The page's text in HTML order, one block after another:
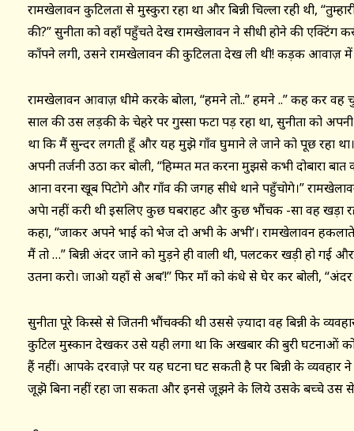
रामखेलावन कुटिलता से मुस्कुरा रहा था और बिन्नी चिल्ला रही थी,
की?” सुनीता को वहाँ पहुँचते देख रामखेलावन ने सीधी होने की एक्टिंग
काँपने लगी, उसने रामखेलावन की कुटिलता देख ली थी! कड़क आवाज़ में
रामखेलावन आवाज़ धीमे करके बोला, “हमने तो..” हमने ..” कह कर वह चुप
साल की उस लड़की के चेहरे पर गुस्सा फटा पड़ रहा था, सुनीता को
था कि मैं सुन्दर लगती हूँ और यह मुझॆ गाँव घुमाने ले जाने को पूछ रहा
अपनी तर्जनी उठा कर बोली, “हिम्मत मत करना मुझसे कभी दोबारा
आना वरना खूब पिटोगे और गाँव की जगह सीधे थाने पहुँचोगे।”
अपेक्षा नहीं करी थी इसलिए कुछ घबराहट और कुछ भौंचक -सा वह खड़ा
कहा, “जाकर अपने भाई को भेज दो अभी के अभी’। रामखेलावन
मैं तो …” बिन्नी अंदर जाने को मुड़ने ही वाली थी, पलटकर खड़ी हो गई
उतना करो। जाओ यहाँ से अब’!’’ फिर माँ को कंधे से घेर कर बोली, “अंदर
सुनीता पूरे किस्से से जितनी भौंचक्की थी उससे ज़्यादा वह बिन्नी के
कुटिल मुस्कान देखकर उसे यही लगा था कि अखबार की बुरी घटनाओं
हैं नहीं। आपके दरवाज़े पर यह घटना घट सकती है पर बिन्नी के व्यवहार
जूझॆ बिना नहीं रहा जा सकता और इनसे जूझने के लिये उसके बच्चे उस से